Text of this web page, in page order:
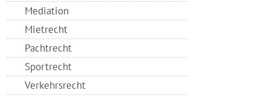
Mediation
Mietrecht
Pachtrecht
Sportrecht
Verkehrsrecht